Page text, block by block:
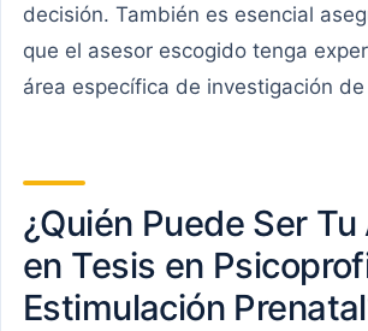
decisión. También es esencial
que el asesor escogido tenga
área específica de investigación
¿Quién Puede Ser
en Tesis en
Estimulación